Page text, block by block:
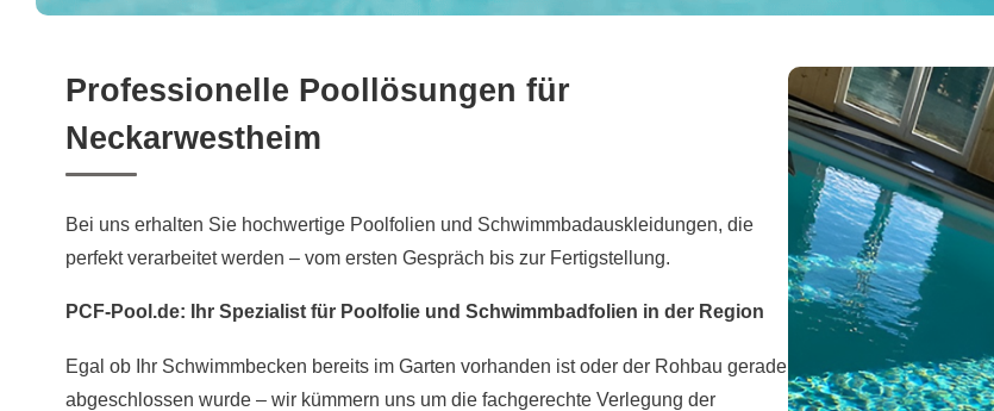
Professionelle Poollösungen für
Neckarwestheim
Bei uns erhalten Sie hochwertige Poolfolien und Schwimmbadauskleidungen, die
perfekt verarbeitet werden – vom ersten Gespräch bis zur Fertigstellung.
PCF-Pool.de: Ihr Spezialist für Poolfolie und Schwimmbadfolien in der Region
Egal ob Ihr Schwimmbecken bereits im Garten vorhanden ist oder der Rohbau gerade
abgeschlossen wurde – wir kümmern uns um die fachgerechte Verlegung der